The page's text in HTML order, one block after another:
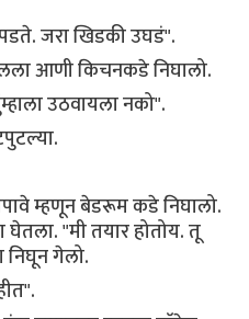
जरा खिडकी उघडं".
आणी किचनकडे निघालो.
उठवायला नको".
म्हणून बेडरूम कडे निघालो.
"मी तयार होतोय. तू
गेलो.